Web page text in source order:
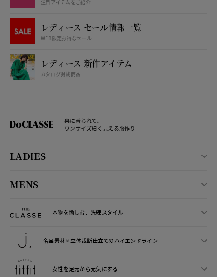
注目アイテムをご紹介
レディース セール情報一覧
WEB限定お得なセール
レディース 新作アイテム
カタログ掲載商品
楽に着られて、
ワンサイズ細く見える服作り
LADIES
MENS
本物を愉しむ、洗練スタイル
名品素材×立体裁断仕立てのハイエンドライン
女性を足元から元気にする